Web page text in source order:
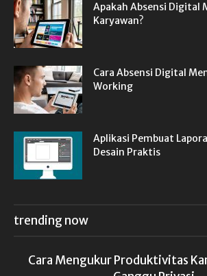
Apakah Absensi Digital
Karyawan?
Cara Absensi Digital
Working
Aplikasi Pembuat
Desain Praktis
trending now
Cara Mengukur Produktivitas